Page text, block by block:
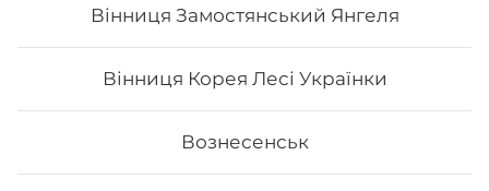
Вінниця Замостянський Янгеля
Вінниця Корея Лесі Українки
Вознесенськ
₴